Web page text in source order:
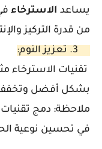
يساعد الاسترخاء
من قدرة التركيز
تقنيات الاسترخاء
بشكل أفضل وتخفف
ملاحظة: دمج
في تحسين نوعية